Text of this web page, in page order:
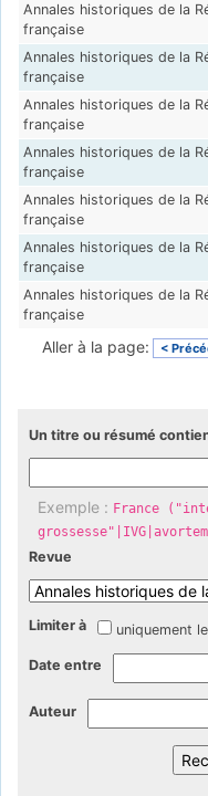
Annales historiques de la
française
Annales historiques de la
française
Annales historiques de la
française
Annales historiques de la
française
Annales historiques de la
française
Annales historiques de la
française
Annales historiques de la
française
Aller à la page: <
Un titre ou résumé
Exemple : France
Revue
Limiter à
uniquement
Date entre
Auteur